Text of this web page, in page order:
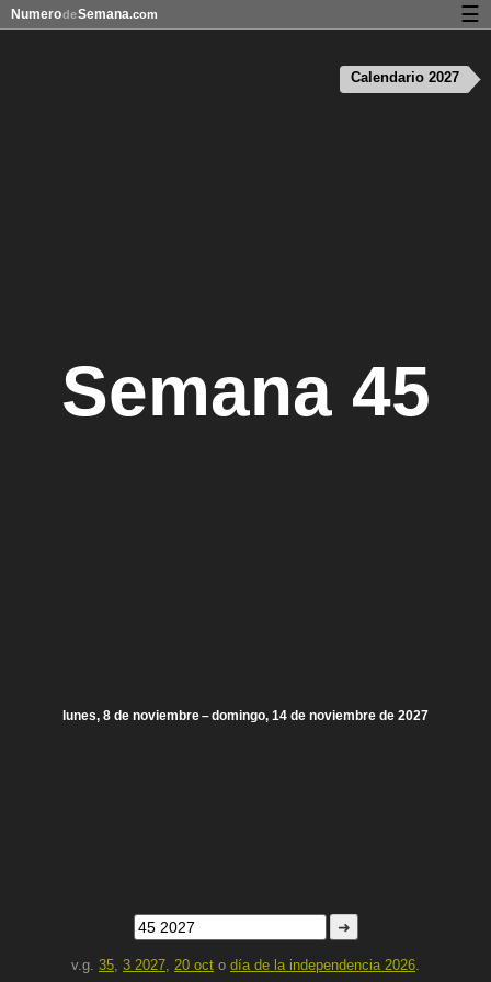
Semana 45
lunes, 8 de noviembre – domingo, 14 de noviembre de 2027
➜
v.g. 35, 3 2027, 20 oct o día de la independencia 2026.
Calendario 2027
NumerodeSemana.com ☰